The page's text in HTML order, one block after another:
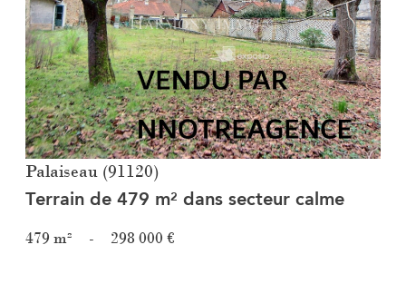
Voir le bien
Palaiseau (91120)
Terrain de 479 m² dans secteur calme
479 m² - 298 000 €